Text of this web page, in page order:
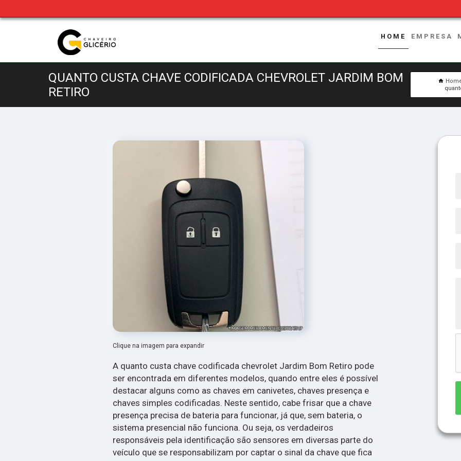
HOME EMPRESA
QUANTO CUSTA CHAVE CODIFICADA CHEVROLET JARDIM BOM
RETIRO
Clique na imagem para expandir
A quanto custa chave codificada chevrolet Jardim Bom Retiro pode
ser encontrada em diferentes modelos, quando entre eles é possível
destacar alguns como as chaves em canivetes, chaves presença e
chaves simples codificadas. Neste sentido, cabe frisar que a chave
presença precisa de bateria para funcionar, já que, sem bateria, o
sistema presencial não funciona. Ou seja, os verdadeiros
responsáveis pela identificação são sensores em diversas parte do
veículo que se responsabilizam por captar o sinal da chave que fica